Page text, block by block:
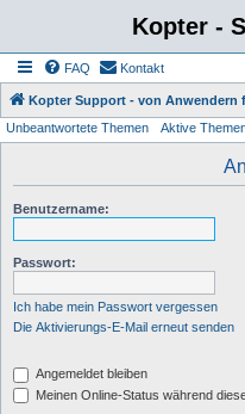
Kopter -
FAQ Kontakt
Kopter Support - von Anwendern
Unbeantwortete Themen Aktive
Benutzername:
Passwort:
Ich habe mein Passwort vergessen
Die Aktivierungs-E-Mail erneut senden
Angemeldet bleiben
Meinen Online-Status während